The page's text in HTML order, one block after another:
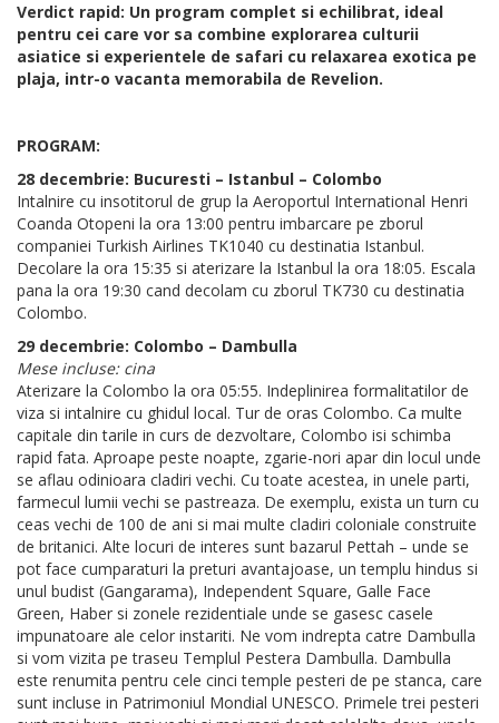
Verdict rapid: Un program complet si echilibrat, ideal
pentru cei care vor sa combine explorarea culturii
asiatice si experientele de safari cu relaxarea exotica pe
plaja, intr-o vacanta memorabila de Revelion.
PROGRAM:
28 decembrie: Bucuresti – Istanbul – Colombo
Intalnire cu insotitorul de grup la Aeroportul International Henri
Coanda Otopeni la ora 13:00 pentru imbarcare pe zborul
companiei Turkish Airlines TK1040 cu destinatia Istanbul.
Decolare la ora 15:35 si aterizare la Istanbul la ora 18:05. Escala
pana la ora 19:30 cand decolam cu zborul TK730 cu destinatia
Colombo.
29 decembrie: Colombo – Dambulla
Mese incluse: cina
Aterizare la Colombo la ora 05:55. Indeplinirea formalitatilor de
viza si intalnire cu ghidul local. Tur de oras Colombo. Ca multe
capitale din tarile in curs de dezvoltare, Colombo isi schimba
rapid fata. Aproape peste noapte, zgarie-nori apar din locul unde
se aflau odinioara cladiri vechi. Cu toate acestea, in unele parti,
farmecul lumii vechi se pastreaza. De exemplu, exista un turn cu
ceas vechi de 100 de ani si mai multe cladiri coloniale construite
de britanici. Alte locuri de interes sunt bazarul Pettah – unde se
pot face cumparaturi la preturi avantajoase, un templu hindus si
unul budist (Gangarama), Independent Square, Galle Face
Green, Haber si zonele rezidentiale unde se gasesc casele
impunatoare ale celor instariti. Ne vom indrepta catre Dambulla
si vom vizita pe traseu Templul Pestera Dambulla. Dambulla
este renumita pentru cele cinci temple pesteri de pe stanca, care
sunt incluse in Patrimoniul Mondial UNESCO. Primele trei pesteri